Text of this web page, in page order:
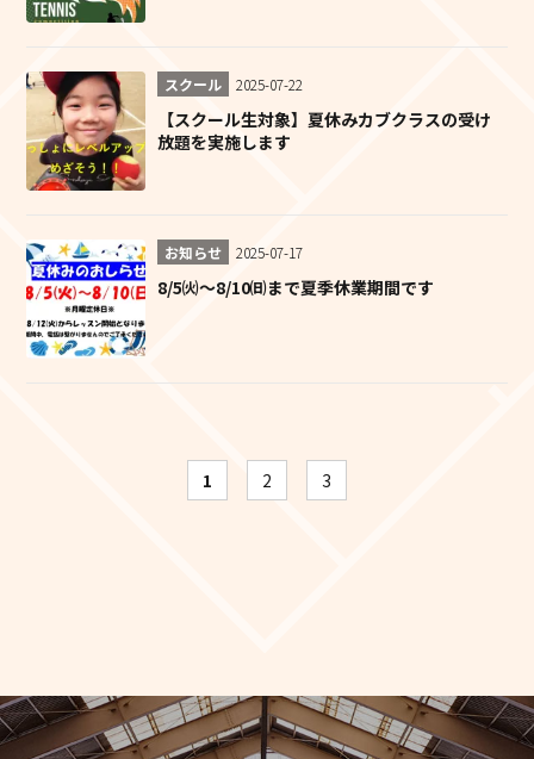
スクール 2025-07-22
【スクール生対象】夏休みカブクラスの受け
放題を実施します
お知らせ 2025-07-17
8/5㈫～8/10㈰まで夏季休業期間です
1 2 3